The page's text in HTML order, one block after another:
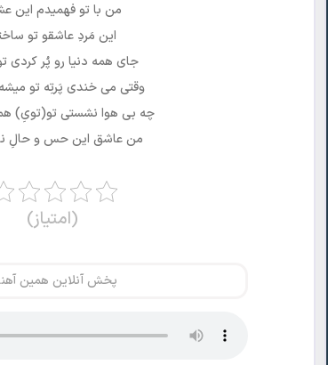
من با تو فهمیدم این
این مَردِ عاشقو تو
جای همه دنیا رو پُر کردی
وقتی می خندی پَرتِه تو
چه بی هوا نشستی تو(تویِ)
من عاشق این حس و حالِ
(امتیاز)
پخش آنلاین همین